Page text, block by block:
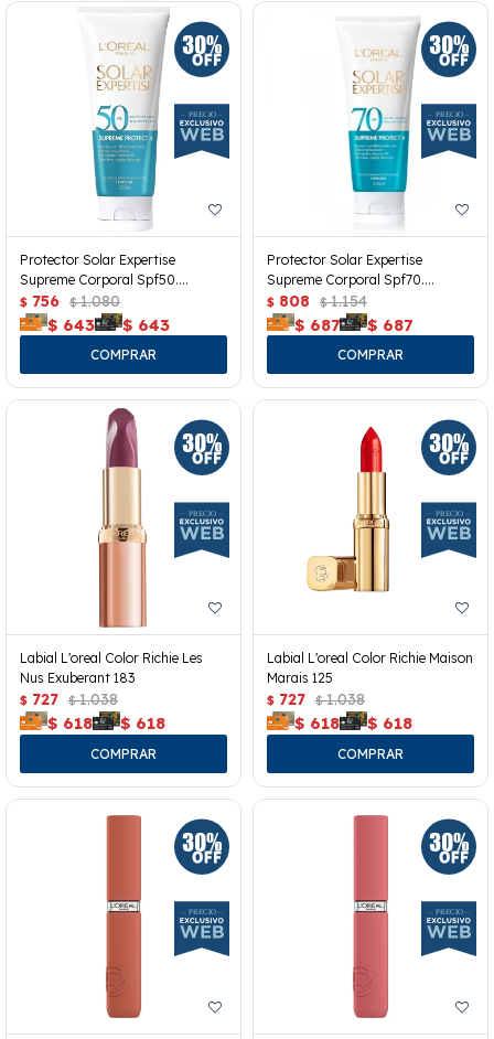
Protector Solar Expertise
Supreme Corporal Spf50.
200grs.
$ 756 $ 1.080
$ 643 $ 643
Protector Solar Expertise
Supreme Corporal Spf70.
200grs.
$ 808 $ 1.154
$ 687 $ 687
Labial L'oreal Color Richie Les
Nus Exuberant 183
$ 727 $ 1.038
$ 618 $ 618
Labial L'oreal Color Richie Maison
Marais 125
$ 727 $ 1.038
$ 618 $ 618